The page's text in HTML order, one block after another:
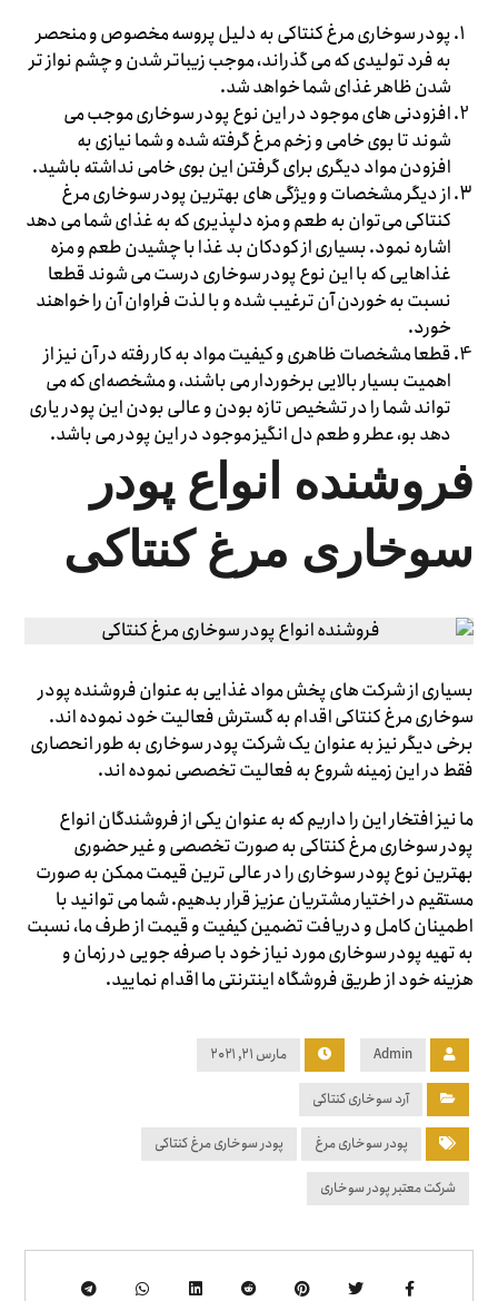
پودر سوخاری مرغ کنتاکی به دلیل پروسه مخصوص و منحصر
به فرد تولیدی که می گذراند، موجب زیباتر شدن و چشم نواز تر
شدن ظاهر غذای شما خواهد شد.
افزودنی های موجود در این نوع پودر سوخاری موجب می
شوند تا بوی خامی و زخم مرغ گرفته شده و شما نیازی به
افزودن مواد دیگری برای گرفتن این بوی خامی نداشته باشید.
از دیگر مشخصات و ویژگی های بهترین پودر سوخاری مرغ
کنتاکی می‌توان به طعم و مزه دلپذیری که به غذای شما می دهد
اشاره نمود. بسیاری از کودکان بد غذا با چشیدن طعم و مزه
غذاهایی که با این نوع پودر سوخاری درست می شوند قطعا
نسبت به خوردن آن ترغیب شده و با لذت فراوان آن را خواهند
خورد.
قطعا مشخصات ظاهری و کیفیت مواد به کار رفته در آن نیز از
اهمیت بسیار بالایی برخوردار می باشند، و مشخصه‌ای که می
تواند شما را در تشخیص تازه بودن و عالی بودن این پودر یاری
دهد بو، عطر و طعم دل انگیز موجود در این پودر می باشد.
فروشنده انواع پودر
سوخاری مرغ کنتاکی
بسیاری از شرکت های پخش مواد غذایی به عنوان فروشنده پودر
سوخاری مرغ کنتاکی اقدام به گسترش فعالیت خود نموده اند.
برخی دیگر نیز به عنوان یک شرکت پودر سوخاری به طور انحصاری
فقط در این زمینه شروع به فعالیت تخصصی نموده اند.
ما نیز افتخار این را داریم که به عنوان یکی از فروشندگان انواع
پودر سوخاری مرغ کنتاکی به صورت تخصصی و غیر حضوری
بهترین نوع پودر سوخاری را در عالی ترین قیمت ممکن به صورت
مستقیم در اختیار مشتریان عزیز قرار بدهیم. شما می توانید با
اطمینان کامل و دریافت تضمین کیفیت و قیمت از طرف ما، نسبت
به تهیه پودر سوخاری مورد نیاز خود با صرفه جویی در زمان و
هزینه خود از طریق فروشگاه اینترنتی ما اقدام نمایید.
Admin مارس ۲۱, ۲۰۲۱
آرد سوخاری کنتاکی
پودر سوخاری مرغ پودر سوخاری مرغ کنتاکی
شرکت معتبر پودر سوخاری